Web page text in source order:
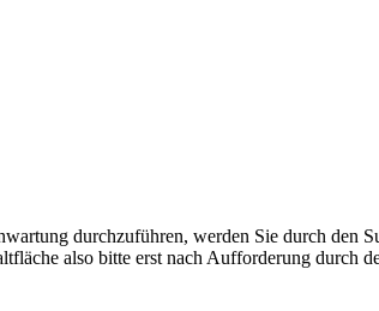
durchzuführen, werden Sie durch
also bitte erst nach Aufforderung durch